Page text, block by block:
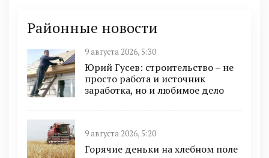
Районные новости
9 августа 2026, 5:30
Юрий Гусев: строительство – не
просто работа и источник
заработка, но и любимое дело
9 августа 2026, 5:20
Горячие деньки на хлебном поле